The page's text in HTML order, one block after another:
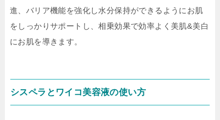
進、バリア機能を強化し水分保持ができるようにお肌
をしっかりサポートし、相乗効果で効率よく美肌&美白
にお肌を導きます。
シスペラとワイコ美容液の使い方